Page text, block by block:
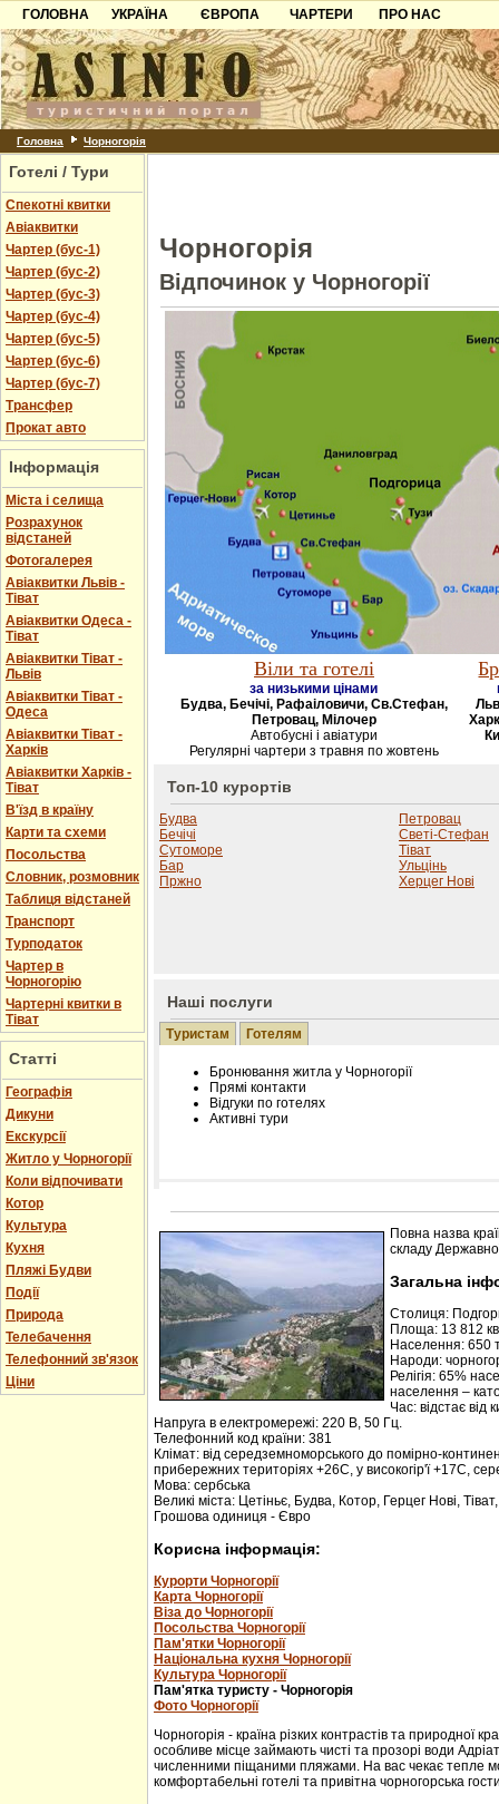
ГОЛОВНА
УКРАЇНА
Карпати
Азов
Причорноморря
Шацьк
ЄВРОПА
Чорногорія
Хорватія
Болгарія
ЧАРТЕРИ
ПРО НАС
Контакти
Партнерам
Додати готель
Головна Чорногорія
Готелі / Тури
Спекотні квитки
Авіаквитки
Чартер (бус-1)
Чартер (бус-2)
Чартер (бус-3)
Чартер (бус-4)
Чартер (бус-5)
Чартер (бус-6)
Чартер (бус-7)
Трансфер
Прокат авто
Інформація
Міста і селища
Розрахунок
відстаней
Фотогалерея
Авіаквитки Львів -
Тіват
Авіаквитки Одеса -
Тіват
Авіаквитки Тіват -
Львів
Авіаквитки Тіват -
Одеса
Авіаквитки Тіват -
Харків
Авіаквитки Харків -
Тіват
В'їзд в країну
Карти та схеми
Посольства
Словник, розмовник
Таблиця відстаней
Транспорт
Турподаток
Чартер в
Чорногорію
Чартерні квитки в
Тіват
Статті
Географія
Дикуни
Екскурсії
Житло у Чорногорії
Коли відпочивати
Котор
Культура
Кухня
Пляжі Будви
Події
Природа
Телебачення
Телефонний зв'язок
Ціни
Чорногорія
Відпочинок у Чорногорії
Віли та готелі
за низькими цінами
Будва, Бечічі, Рафаіловичи, Св.Стефан,
Петровац, Мілочер
Автобусні і авіатури
Регулярні чартери з травня по жовтень
Топ-10 курортів
Будва
Бечічі
Сутоморе
Бар
Пржно
Петровац
Светі-Стефан
Тіват
Ульцінь
Херцег Нові
Наші послуги
Туристам Готелям
Бронювання житла у Чорногорії
Прямі контакти
Відгуки по готелях
Активні тури
Розміщення інформації про готель на
Редагування інформації і цін на вимогу
Лічільник відвідувачів
Повна назва
складу
Загальна
Столиця:
Площа: 13 812
Населення: 650
Народи:
Релігія: 65%
населення –
Час: відстає від
Напруга в електромережі: 220 В, 50 Гц.
Телефонний код країни: 381
Клімат: від середземноморського до помірно-
прибережних територіях +26С, у високогір'ї +17С,
Мова: сербська
Великі міста: Цетіньє, Будва, Котор, Герцег Нові,
Грошова одиниця - Євро
Корисна інформація:
Курорти Чорногорії
Карта Чорногорії
Віза до Чорногорії
Посольства Чорногорії
Пам'ятки Чорногорії
Національна кухня Чорногорії
Культура Чорногорії
Пам'ятка туристу - Чорногорія
Фото Чорногорії
Чорногорія - країна різких контрастів та природної
особливе місце займають чисті та прозорі води
численними піщаними пляжами. На вас чекає тепле
комфортабельні готелі та привітна чорногорська